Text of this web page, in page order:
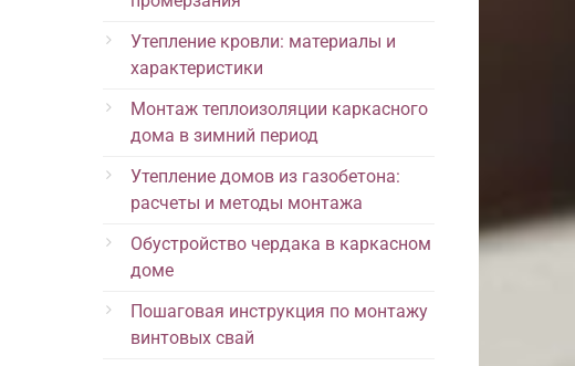
Утепление кровли: материалы и
характеристики
Монтаж теплоизоляции каркасного
дома в зимний период
Утепление домов из газобетона:
расчеты и методы монтажа
Обустройство чердака в каркасном
доме
Пошаговая инструкция по монтажу
винтовых свай